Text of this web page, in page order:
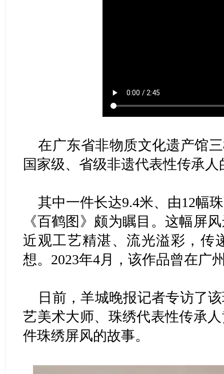
在广东省非物质文化遗产馆
国家级、省级非遗代表性传承
其中一件长达9.4米、由12幅
《百鹤图》颇为瞩目。这幅屏
近观工艺精湛、流光溢彩，传
想。2023年4月，该作品曾在广
日前，羊城晚报记者专访了
艺美术大师、珠绣代表性传承
件珠绣屏风的故事。